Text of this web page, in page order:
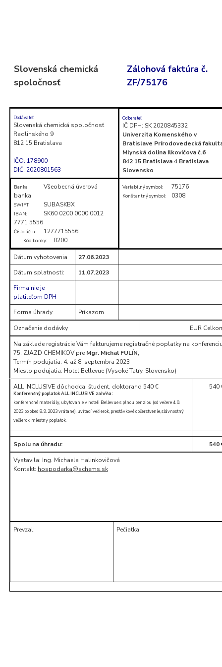
Enter)Slovenská chemická
spoločnosť
Zálohová faktúra č.
ZF/75176
Dodávateľ:
Slovenská chemická spoločnosť
Radlinského 9
812 15 Bratislava
IČO: 178900
DIČ: 2020801563
Odberateľ:
IČ DPH: SK 2020845332
Univerzita Komenského v
Bratislave Prírodovedecká
Mlynská dolina Ilkovičova č.6
842 15 Bratislava 4 Bratislava
Slovensko
Banka:
Všeobecná úverová
banka
SWIFT: SUBASKBX
IBAN:
SK60 0200 0000 0012
7771 5556
Číslo účtu: 1277715556
Kód banky: 0200
Variabilný symbol: 75176
Konštantný symbol: 0308
Dátum vyhotovenia
27.06.2023
Dátum splatnosti:
11.07.2023
Firma nie je
platiteľom DPH
Forma úhrady
Príkazom
Označenie dodávky
EUR
Na základe registrácie Vám fakturujeme registračné poplatky na
75. ZJAZD CHEMIKOV pre Mgr. Michal FULÍN,
Termín podujatia: 4. až 8. septembra 2023
Miesto podujatia: Hotel Bellevue (Vysoké Tatry, Slovensko)
ALL INCLUSIVE dôchodca, študent, doktorand 540 €
Konferenčný poplatok ALL INCLUSIVE zahŕňa:
konferenčné materiály, ubytovanie v hoteli Bellevue s plnou penziou (od večere 4. 9.
2023 po obed 8. 9. 2023 vrátane), uvítací večierok, prestávkové občerstvenie, slávnostný
večierok, miestny poplatok.
540
Spolu na úhradu:
540
Vystavila: Ing. Michaela Halinkovičová
Kontakt: hospodarka@schems.sk
Prevzal: Pečiatka: